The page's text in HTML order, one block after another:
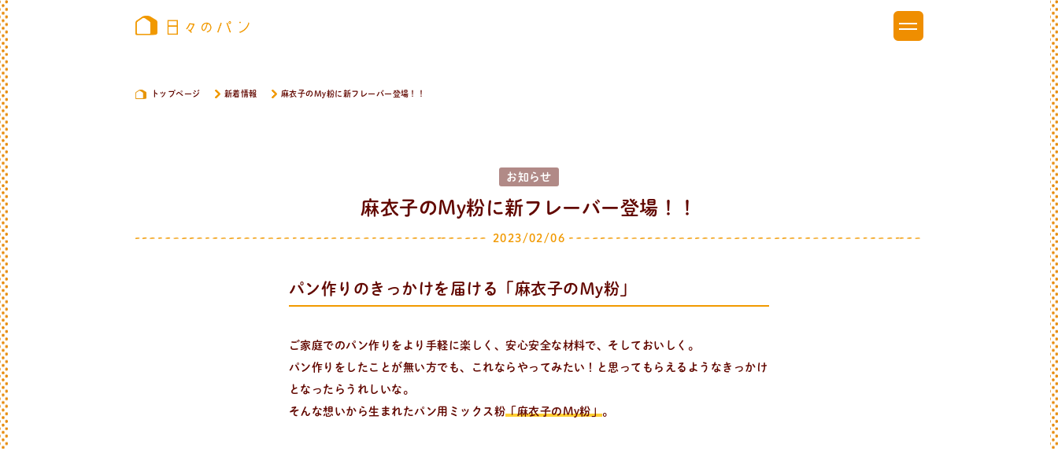
トップページ 新着情報 麻衣子のMy粉に新フレーバー登場！！
お知らせ
麻衣子のMy粉に新フレーバー登場！！
2023/02/06
パン作りのきっかけを届ける「麻衣子のＭy粉」
ご家庭でのパン作りをより手軽に楽しく、安心安全な材料で、そしておいしく。
パン作りをしたことが無い方でも、これならやってみたい！と思ってもらえるようなきっかけ
となったらうれしいな。
そんな想いから生まれたパン用ミックス粉「麻衣子のMy粉」。